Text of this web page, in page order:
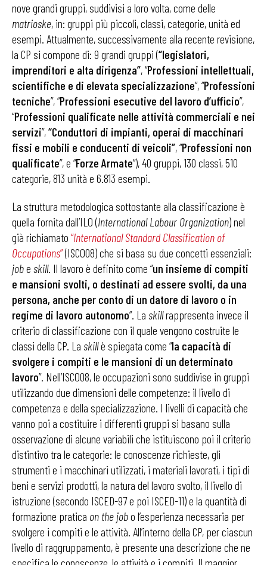
nove grandi gruppi, suddivisi a loro volta, come delle
matrioske, in: gruppi più piccoli, classi, categorie, unità ed
esempi. Attualmente, successivamente alla recente revisione,
la CP si compone di: 9 grandi gruppi (“legislatori,
imprenditori e alta dirigenza”, “Professioni intellettuali,
scientifiche e di elevata specializzazione”, “Professioni
tecniche”, “Professioni esecutive del lavoro d’ufficio”,
“Professioni qualificate nelle attività commerciali e nei
servizi”,“Conduttori di impianti, operai di macchinari
fissi e mobili e conducenti di veicoli”, “Professioni non
qualificate”, e “Forze Armate”), 40 gruppi, 130 classi, 510
categorie, 813 unità e 6.813 esempi.
La struttura metodologica sottostante alla classificazione è
quella fornita dall’ILO (International Labour Organization) nel
già richiamato “International Standard Classification of
Occupations”(ISCO08) che si basa su due concetti essenziali:
jobe skill. Il lavoro è definito come “un insieme di compiti
e mansioni svolti, o destinati ad essere svolti, da una
persona, anche per conto di un datore di lavoro o in
regime di lavoro autonomo”. La skillrappresenta invece il
criterio di classificazione con il quale vengono costruite le
classi della CP. La skillè spiegata come “la capacità di
svolgere i compiti e le mansioni di un determinato
lavoro”. Nell’ISCO08, le occupazioni sono suddivise in gruppi
utilizzando due dimensioni delle competenze: il livello di
competenza e della specializzazione. I livelli di capacità che
vanno poi a costituire i differenti gruppi si basano sulla
osservazione di alcune variabili che istituiscono poi il criterio
distintivo tra le categorie: le conoscenze richieste, gli
strumenti e i macchinari utilizzati, i materiali lavorati, i tipi di
beni e servizi prodotti, la natura del lavoro svolto, il livello di
istruzione (secondo ISCED-97 e poi ISCED-11) e la quantità di
formazione pratica on the jobo l’esperienza necessaria per
svolgere i compiti e le attività. All’interno della CP, per ciascun
livello di raggruppamento, è presente una descrizione che ne